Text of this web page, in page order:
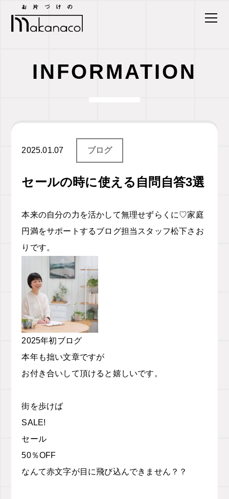
INFORMATION
2025.01.07 ブログ
セールの時に使える自問自答3選
本来の自分の力を活かして無理せずらくに♡家庭
円満をサポートするブログ担当スタッフ松下さお
りです。
2025年初ブログ
本年も拙い文章ですが
お付き合いして頂けると嬉しいです。
街を歩けば
SALE!
セール
50％OFF
なんて赤文字が目に飛び込んできません？？